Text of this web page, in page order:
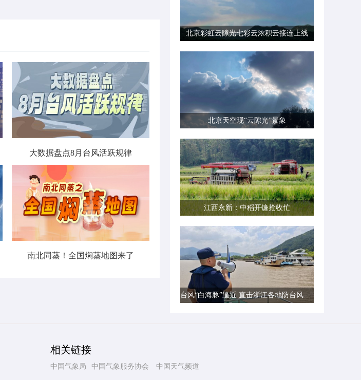
大数据盘点8月台风活跃规律
南北同蒸！全国焖蒸地图来了
北京彩虹云隙光七彩云浓积云接连上线
北京天空现“云隙光”景象
江西永新：中稻开镰抢收忙
台风“白海豚”逼近 直击浙江各地防台风一线现场
相关链接
中国气象局 中国气象服务协会 中国天气频道